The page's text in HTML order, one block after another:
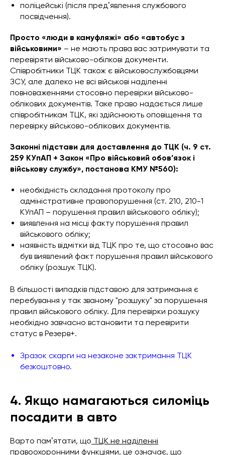
поліцейські (після предʼявлення службового
посвідчення).
Просто «люди в камуфляжі» або «автобус з
військовими» – не мають права вас затримувати та
перевіряти військово-обілкові документи.
Співробітники ТЦК також є військовослужбовцями
ЗСУ, але далеко не всі військові наділенні
повноваженнями стосовно перевірки військово-
облікових документів. Таке право надається лише
співробітникам ТЦК, які здійснюють оповіщення та
перевірку військово-облікових документів.
Законні підстави для доставлення до ТЦК (ч. 9 ст.
259 КУпАП + Закон «Про військовий обов’язок і
військову службу», постанова КМУ №560):
необхідність складання протоколу про
адміністративне правопорушення (ст. 210, 210-1
КУпАП – порушення правил військового обліку);
виявлення на місці факту порушення правил
військового обліку;
наявність відмітки від ТЦК про те, що стосовно вас
був виявлений факт порушення правил військового
обліку (розшук ТЦК).
В більшості випадків підставою для затримання є
перебування у так званому "розшуку" за порушення
правил військового обліку. Для перевірки розшуку
необхідно завчасно встановити та перевірити
статус в Резерв+.
Зразок скарги на незаконе зактримання ТЦК
безкоштовно.
4. Якщо намагаються силоміць
посадити в авто
Варто памʼятати, що ТЦК не наділенні
правоохоронними функціями, це означає, що